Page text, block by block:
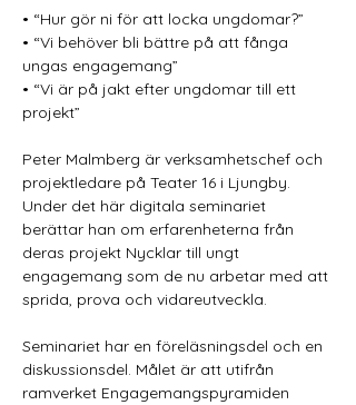
• “Hur gör ni för att locka ungdomar?”
• “Vi behöver bli bättre på att fånga
ungas engagemang”
• “Vi är på jakt efter ungdomar till ett
projekt”
Peter Malmberg är verksamhetschef och
projektledare på Teater 16 i Ljungby.
Under det här digitala seminariet
berättar han om erfarenheterna från
deras projekt Nycklar till ungt
engagemang som de nu arbetar med att
sprida, prova och vidareutveckla.
Seminariet har en föreläsningsdel och en
diskussionsdel. Målet är att utifrån
ramverket Engagemangspyramiden